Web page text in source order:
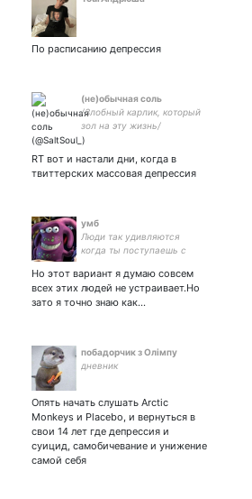
По расписанию депрессия
(не)обычная соль
/Злобный карлик, который
зол на эту жизнь/
RT вот и настали дни, когда в
твиттерских массовая депрессия
умб
Люди так удивляются
когда ты поступаешь с
тобой.
Но этот вариант я думаю совсем
всех этих людей не устраивает.Но
зато я точно знаю как…
побадорчик з Олімпу
дневник
Опять начать слушать Arctic
Monkeys и Placebo, и вернуться в
свои 14 лет где депрессия и
суицид, самобичевание и унижение
самой себя